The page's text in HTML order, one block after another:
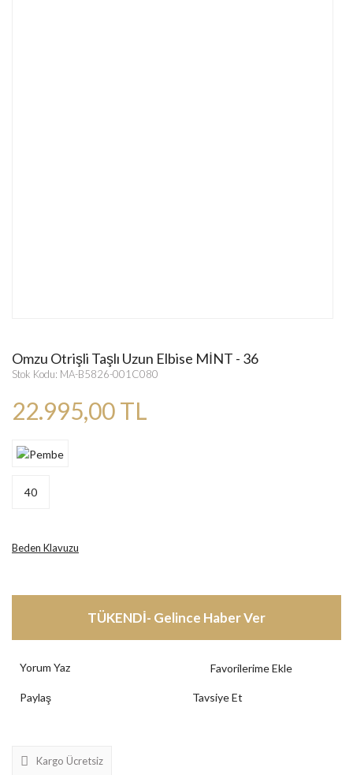
Omzu Otrişli Taşlı Uzun Elbise MİNT - 36
Stok Kodu: MA-B5826-001C080
22.995,00 TL
40
Beden Klavuzu
TÜKENDİ- Gelince Haber Ver
Yorum Yaz
Paylaş Tavsiye Et
Kargo Ücretsiz